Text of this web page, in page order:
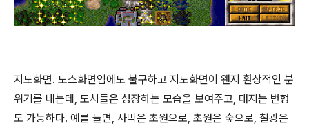
지도화면. 도스화면임에도 불구하고 지도화면이 왠지 환상적인 분
위기를 내는데, 도시들은 성장하는 모습을 보여주고, 대지는 변형
도 가능하다. 예를 들면, 사막은 초원으로, 초원은 숲으로, 철광은